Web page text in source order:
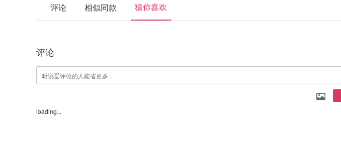
评论 相似同款 猜你喜欢
评论
loading...